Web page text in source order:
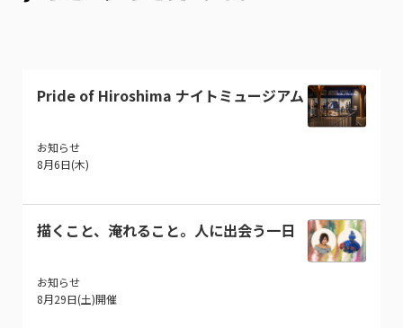
Pride of Hiroshima ナイトミュージアム
お知らせ
8月6日(木)
描くこと、淹れること。人に出会う一日
お知らせ
8月29日(土)開催